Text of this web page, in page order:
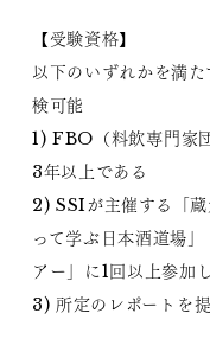
【受験資格】
以下のいずれかを満
検可能
1) FBO（料飲専門家
3年以上である
2) SSIが主催する「
って学ぶ日本酒道場
アー」に1回以上参加
3) 所定のレポートを